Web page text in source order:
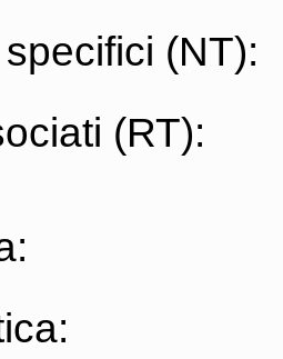
(NT):
(RT):